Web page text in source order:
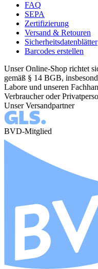
FAQ
SEPA
Zertifizierung
Versand & Retouren
Sicherheitsdatenblätter
Barcodes erstellen
Unser Online-Shop richtet
gemäß § 14 BGB,
Labore und unseren
Verbraucher oder
Unser Versandpartner
BVD-Mitglied